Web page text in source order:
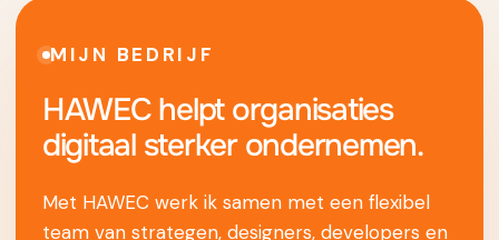
MIJN BEDRIJF
HAWEC helpt organisaties
digitaal sterker ondernemen.
Met HAWEC werk ik samen met een flexibel
team van strategen, designers, developers en